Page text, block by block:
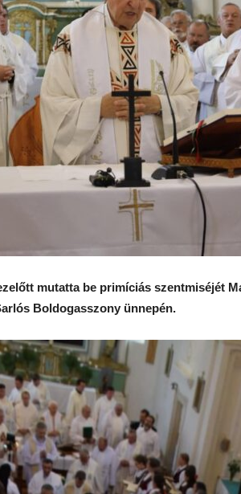
mutatta be primíciás szentmiséjét
Boldogasszony ünnepén.